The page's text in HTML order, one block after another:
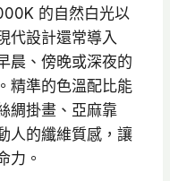
的自然白光以
代設計還常導入
晨、傍晚或深夜的
精準的色溫配比能
綢掛畫、亞麻靠
人的纖維質感，讓
力。